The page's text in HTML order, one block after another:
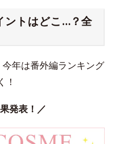
ントはどこ…？全
年は番外編ランキング
！
発表！／